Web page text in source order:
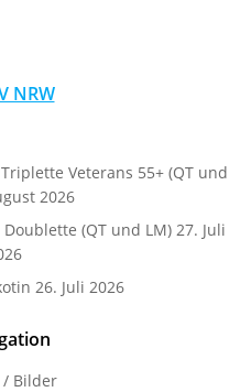
NRW
Veterans 55+ (QT und
2026
(QT und LM) 27. Juli
26. Juli 2026
Bilder